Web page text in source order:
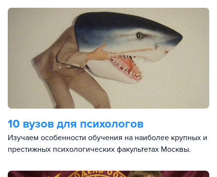
10 вузов для психологов
Изучаем особенности обучения на наиболее крупных и
престижных психологических факультетах Москвы.